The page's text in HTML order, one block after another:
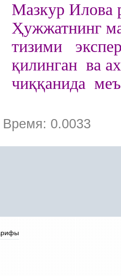
Мазкур Илова
Ҳужжатнинг
тизими
қилинган ва
чиққанида
Время: 0.0033